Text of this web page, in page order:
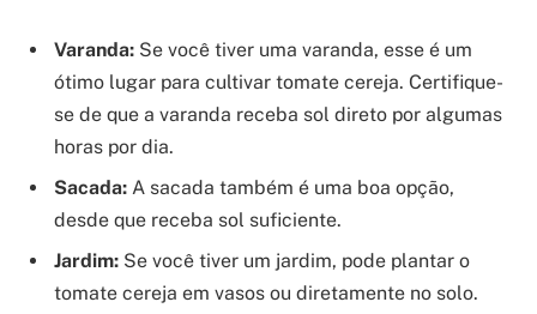
Varanda: Se você tiver uma varanda, esse é um
ótimo lugar para cultivar tomate cereja. Certifique-
se de que a varanda receba sol direto por algumas
horas por dia.
Sacada: A sacada também é uma boa opção,
desde que receba sol suficiente.
Jardim: Se você tiver um jardim, pode plantar o
tomate cereja em vasos ou diretamente no solo.